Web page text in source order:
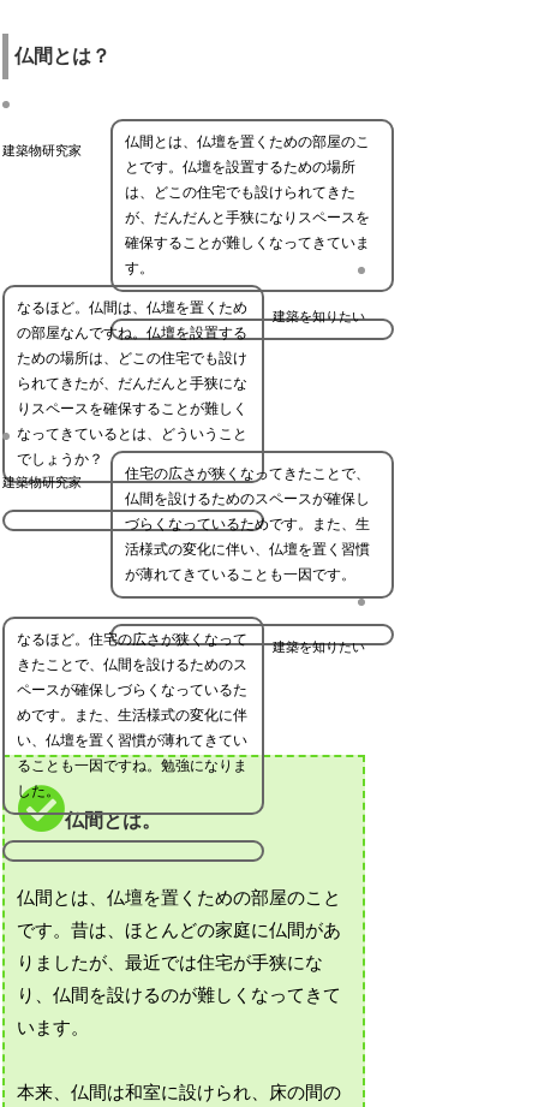
仏間とは？
建築物研究家
仏間とは、仏壇を置くための部屋のこ
とです。仏壇を設置するための場所
は、どこの住宅でも設けられてきた
が、だんだんと手狭になりスペースを
確保することが難しくなってきていま
す。
建築を知りたい
なるほど。仏間は、仏壇を置くため
の部屋なんですね。仏壇を設置する
ための場所は、どこの住宅でも設け
られてきたが、だんだんと手狭にな
りスペースを確保することが難しく
なってきているとは、どういうこと
でしょうか？
建築物研究家
住宅の広さが狭くなってきたことで、
仏間を設けるためのスペースが確保し
づらくなっているためです。また、生
活様式の変化に伴い、仏壇を置く習慣
が薄れてきていることも一因です。
建築を知りたい
なるほど。住宅の広さが狭くなって
きたことで、仏間を設けるためのス
ペースが確保しづらくなっているた
めです。また、生活様式の変化に伴
い、仏壇を置く習慣が薄れてきてい
ることも一因ですね。勉強になりま
した。
仏間とは。
仏間とは、仏壇を置くための部屋のこと
です。昔は、ほとんどの家庭に仏間があ
りましたが、最近では住宅が手狭にな
り、仏間を設けるのが難しくなってきて
います。
本来、仏間は和室に設けられ、床の間の